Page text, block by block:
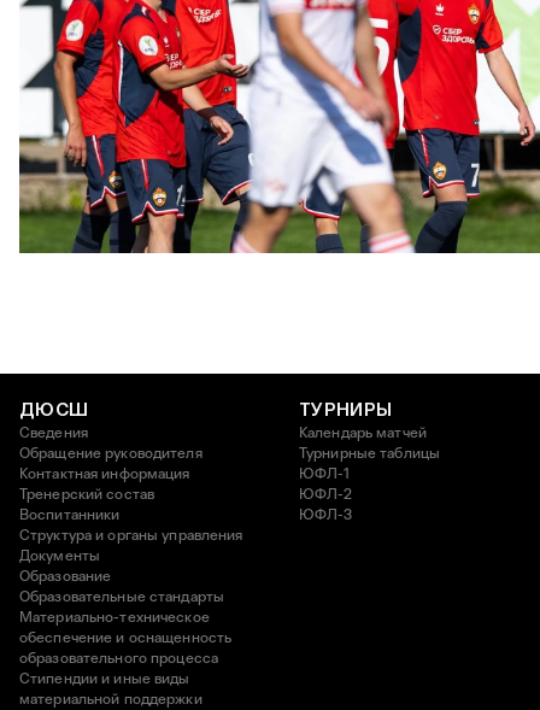
ЮФЛ: Московское дерби на «Октябре»
3 АВГУСТА 2026 14:15
ДЮСШ
Сведения
Обращение руководителя
Контактная информация
Тренерский состав
Воспитанники
Структура и органы управления
Документы
Образование
Образовательные стандарты
Материально-техническое
обеспечение и оснащенность
образовательного процесса
Стипендии и иные виды
материальной поддержки
ТУРНИРЫ
Календарь матчей
Турнирные таблицы
ЮФЛ-1
ЮФЛ-2
ЮФЛ-3